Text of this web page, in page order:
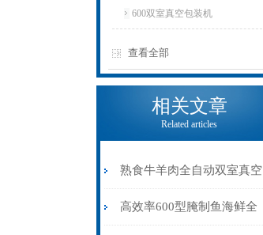
600双室真空包装机
查看全部
相关文章
Related articles
熟食牛羊肉全自动双室真空
包装机抽气保鲜封口
高效率600型腌制鱼海鲜全